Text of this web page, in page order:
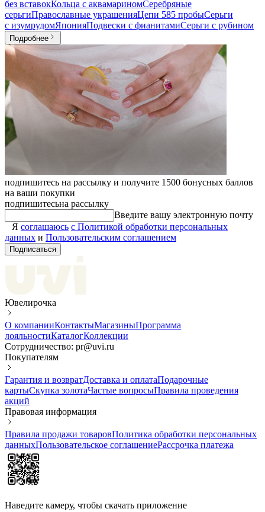
без вставокКольца с аквамариномСеребряные
серьгиПравославные украшенияЦепи 585 пробыСерьги
с изумрудомЯпонияПодвески с фианитамиСерьги с рубином
Подробнее
подпишитесь на рассылку и получите 1500 бонусных баллов
на ваши покупки
подпишитесьна рассылку
Введите вашу электронную почту
Я соглашаюсь с Политикой обработки персональных
данных и Пользовательским соглашением
Подписаться
Ювелирочка
О компанииКонтактыМагазиныПрограмма
лояльностиКаталогКоллекции
Сотрудничество: pr@uvi.ru
Покупателям
Гарантия и возвратДоставка и оплатаПодарочные
картыСкупка золотаЧастые вопросыПравила проведения
акций
Правовая информация
Правила продажи товаровПолитика обработки персональных
данныхПользовательское соглашениеРассрочка платежа
Наведите камеру, чтобы скачать приложение